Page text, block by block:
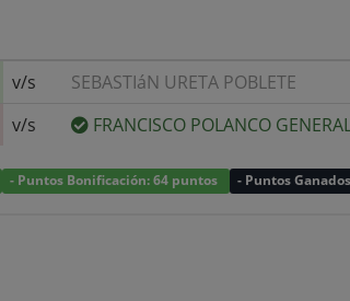
v/s SEBASTIáN URETA POBLETE
v/s FRANCISCO POLANCO
- Puntos Bonificación: 64 puntos - Puntos